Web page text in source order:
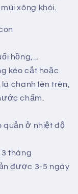
xông khói.
hồng,...
kéo cắt hoặc
chanh lên trên,
chấm.
quản ở nhiệt độ
tháng
được 3-5 ngày